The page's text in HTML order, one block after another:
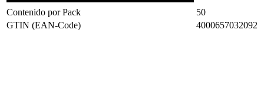
Contenido por Pack
50
GTIN (EAN-Code)
4000657032092